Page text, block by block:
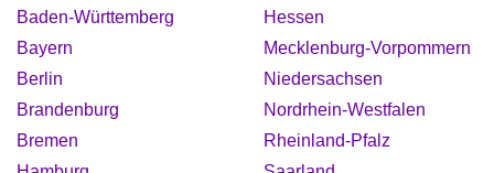
Baden-Württemberg
Bayern
Berlin
Brandenburg
Bremen
Hessen
Mecklenburg-Vorpommern
Niedersachsen
Nordrhein-Westfalen
Rheinland-Pfalz